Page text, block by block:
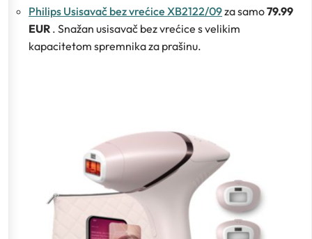
Philips Usisavač bez vrećice XB2122/09za samo79.99
EUR . Snažan usisavač bez vrećice s velikim
kapacitetom spremnika za prašinu.